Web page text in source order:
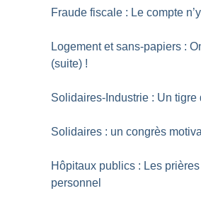
Fraude fiscale : Le compte
Logement et sans-papiers :
(suite) !
Solidaires-Industrie : Un tigre
Solidaires : un congrès
Hôpitaux publics : Les
personnel